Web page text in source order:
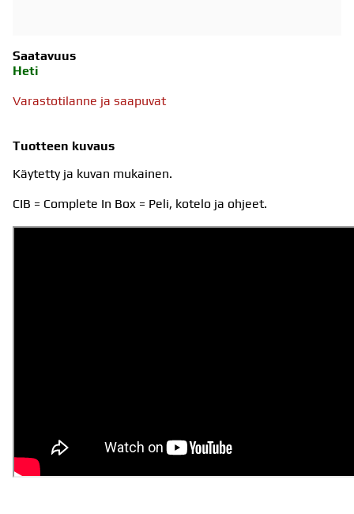
Saatavuus
Heti
Varastotilanne ja saapuvat
Tuotteen kuvaus
Käytetty ja kuvan mukainen.
CIB = Complete In Box = Peli, kotelo ja ohjeet.